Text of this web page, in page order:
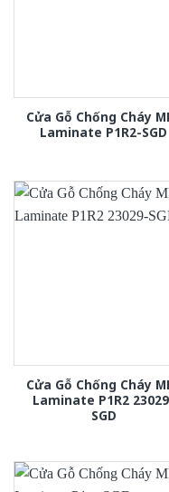
Cửa Gỗ Chống Cháy
Laminate P1R2-SGD
Cửa Gỗ Chống Cháy
Laminate P1R2
SGD